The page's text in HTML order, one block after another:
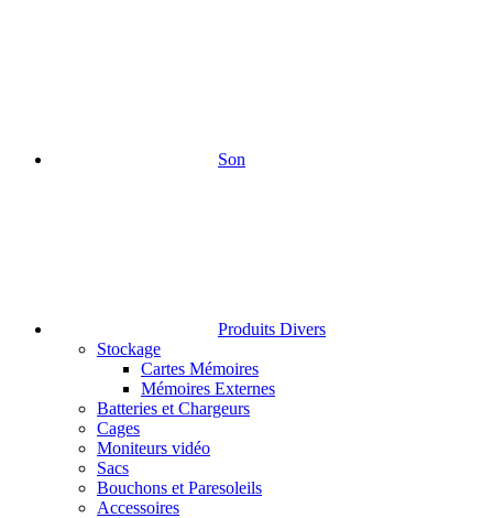
Son
Produits Divers
Stockage
Cartes Mémoires
Mémoires Externes
Batteries et Chargeurs
Cages
Moniteurs vidéo
Sacs
Bouchons et Paresoleils
Accessoires